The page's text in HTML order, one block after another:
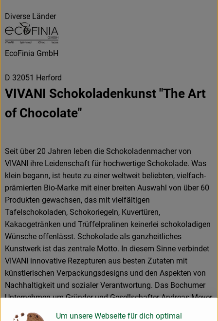
Diverse Länder
EcoFinia GmbH
D 32051 Herford
VIVANI Schokoladenkunst "The Art
of Chocolate"
Seit über 20 Jahren leben die Schokoladenmacher von
VIVANI ihre Leidenschaft für hochwertige Schokolade. Was
klein begann, ist heute zu einer weltweit beliebten, vielfach-
prämierten Bio-Marke mit einer breiten Auswahl von über 60
Produkten gewachsen, das mit vielfältigen
Tafelschokoladen, Schokoriegeln, Kuvertüren,
Kakaogetränken und Trüffelpralinen keinerlei schokoladigen
Wünsche offenlässt. Schokolade als ganzheitliches
Kunstwerk ist das zentrale Motto. In diesem Sinne verbindet
VIVANI innovative Rezepturen aus besten Zutaten mit
künstlerischen Verpackungsdesigns und den Aspekten von
Nachhaltigkeit und sozialer Verantwortung. Das Bochumer
Unternehmen um Gründer und Gesellschafter Andreas Meyer
Um unsere Webseite für dich optimal